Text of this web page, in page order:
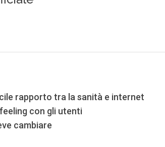
rapporto tra la sanità e internet
con gli utenti
cambiare